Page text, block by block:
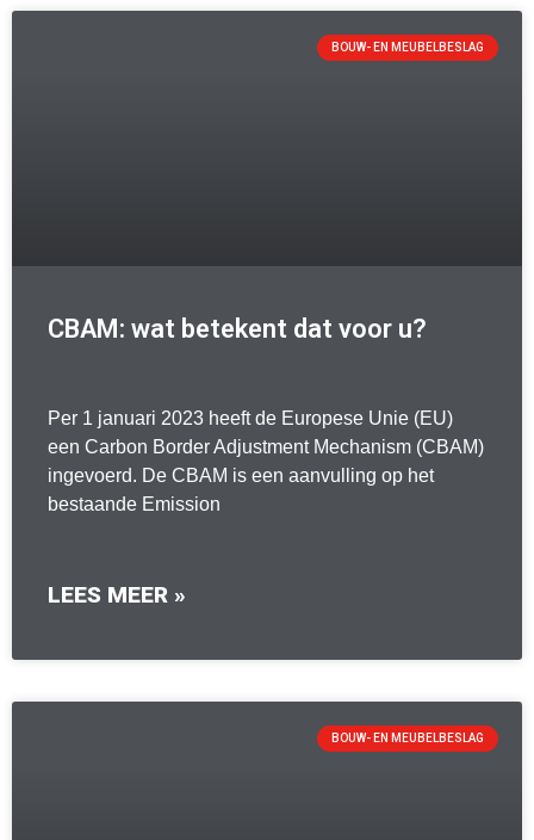
BOUW- EN MEUBELBESLAG
CBAM: wat betekent dat voor u?
Per 1 januari 2023 heeft de Europese Unie (EU)
een Carbon Border Adjustment Mechanism (CBAM)
ingevoerd. De CBAM is een aanvulling op het
bestaande Emission
LEES MEER »
BOUW- EN MEUBELBESLAG